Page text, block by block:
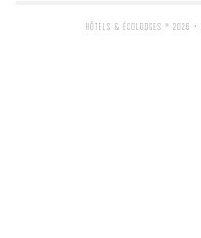
HÔTELS & ÉCOLODGES ® 2026 •